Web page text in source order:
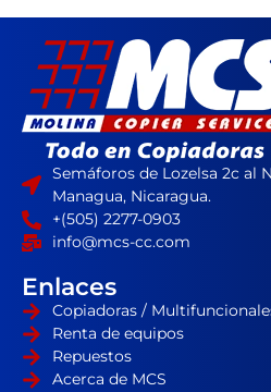
Semáforos de Lozelsa 2c al
Managua, Nicaragua.
+(505) 2277-0903
info@mcs-cc.com
Enlaces
Copiadoras /
Renta de equipos
Repuestos
Acerca de MCS